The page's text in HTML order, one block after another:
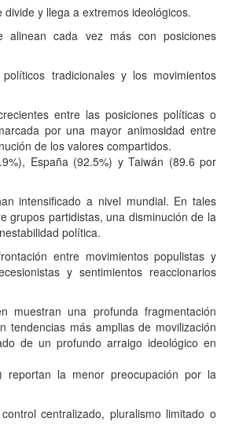
y llega a extremos ideológicos.
alinean cada vez más con posiciones
tradicionales y los movimientos
entre las posiciones políticas o
por una mayor animosidad entre
de los valores compartidos.
España (92.5%) y Taiwán (89.6 por
intensificado a nivel mundial. En tales
grupos partidistas, una disminución de la
política.
entre movimientos populistas y
y sentimientos reaccionarios
muestran una profunda fragmentación
tendencias más amplias de movilización
de un profundo arraigo ideológico en
reportan la menor preocupación por la
centralizado, pluralismo limitado o